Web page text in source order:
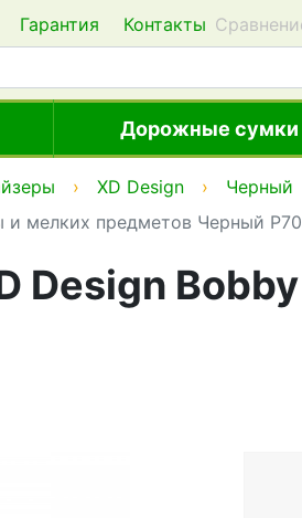
Гарантия Контакты
Дорожные сумки
XD Design
Черный
мелких предметов Черный
Design